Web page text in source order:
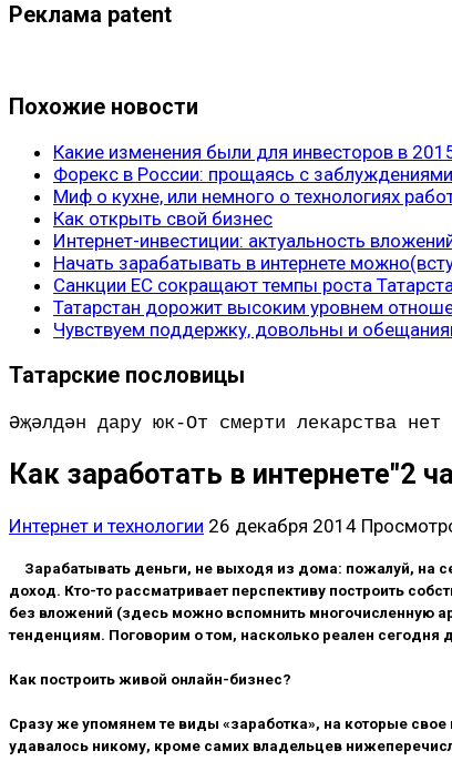
Реклама patent
Похожие новости
Какие изменения были для инвесторов в
Форекс в России: прощаясь с заблуждениями
Миф о кухне, или немного о технологиях
Как открыть свой бизнес
Интернет-инвестиции: актуальность
Начать зарабатывать в интернете
Санкции ЕС сокращают темпы роста
Татарстан дорожит высоким уровнем
Чувствуем поддержку, довольны и
Татарские пословицы
Әҗәлдән дару юк-От смерти лекарства нет
Как заработать в интернете"2
Интернет и технологии 26 декабря 2014
Зарабатывать деньги, не выходя из дома: пожалуй, на
доход. Кто-то рассматривает перспективу построить
без вложений (здесь можно вспомнить многочисленную
тенденциям. Поговорим о том, насколько реален сегодня
Как построить живой онлайн-бизнес?
Сразу же упомянем те виды «заработка», на которые
удавалось никому, кроме самих владельцев